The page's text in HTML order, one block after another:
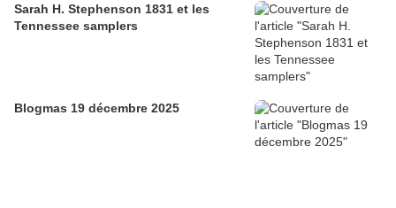
Sarah H. Stephenson 1831 et les
Tennessee samplers
Blogmas 19 décembre 2025